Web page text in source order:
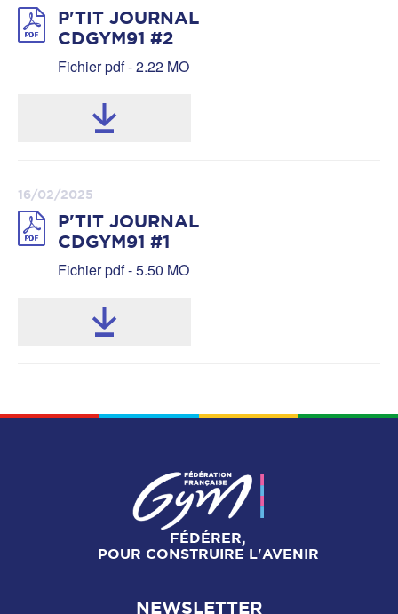
P'TIT JOURNAL
CDGYM91 #2
Fichier pdf - 2.22 MO
16/02/2025
P'TIT JOURNAL
CDGYM91 #1
Fichier pdf - 5.50 MO
FÉDÉRER,
POUR CONSTRUIRE L'AVENIR
NEWSLETTER